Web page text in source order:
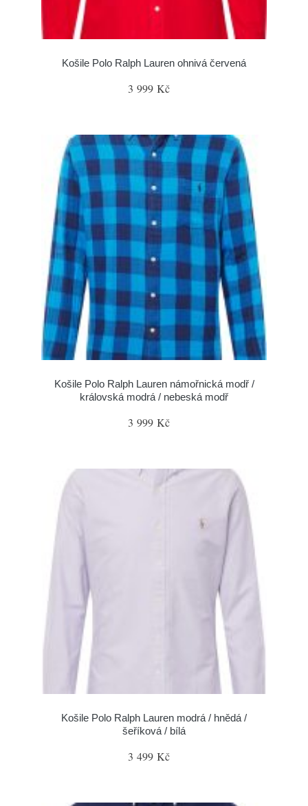
Košile Polo Ralph Lauren ohnivá červená
3 999 Kč
Košile Polo Ralph Lauren námořnická modř /
královská modrá / nebeská modř
3 999 Kč
Košile Polo Ralph Lauren modrá / hnědá /
šeříková / bílá
3 499 Kč